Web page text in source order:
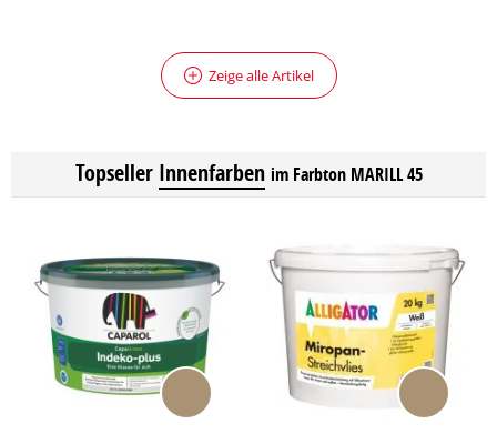
Zeige alle Artikel
Topseller Innenfarben im Farbton MARILL 45